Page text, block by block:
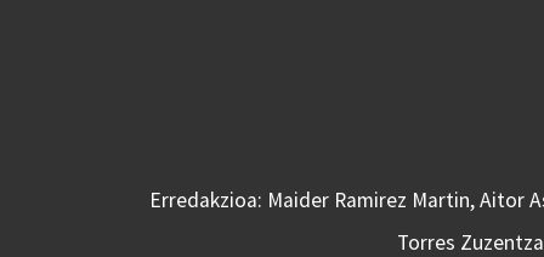
Erredakzioa: Maider Ramirez Martin, Aitor
Torres